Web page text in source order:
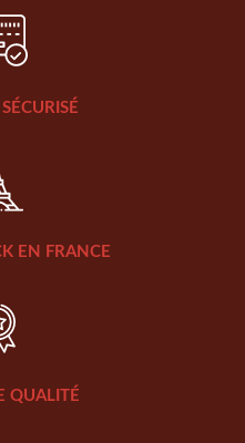
EN FRANCE
QUALITÉ